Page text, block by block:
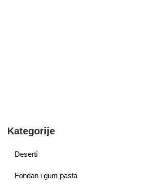
Kategorije
Deserti
Fondan i gum pasta